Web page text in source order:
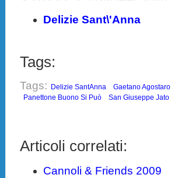
Delizie Sant\'Anna
Tags:
Tags: Delizie SantAnna Gaetano Agostaro
Panettone Buono Si Può
San Giuseppe Jato
Articoli correlati:
Cannoli & Friends 2009